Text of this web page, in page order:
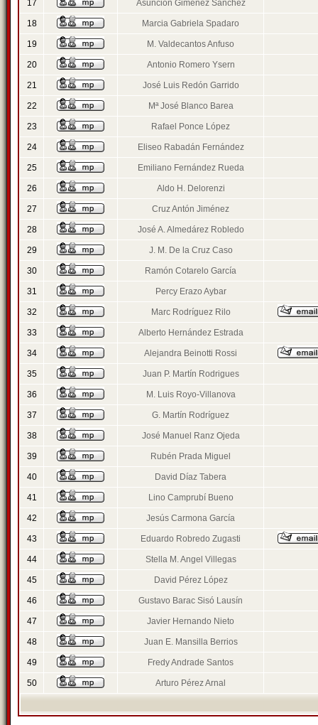
17 Asunción Giménez Sánchez
18 Marcia Gabriela Spadaro
19 M. Valdecantos Anfuso
20 Antonio Romero Ysern
21 José Luis Redón Garrido
22 Mª José Blanco Barea
23 Rafael Ponce López
24 Eliseo Rabadán Fernández
25 Emiliano Fernández Rueda
26 Aldo H. Delorenzi
27 Cruz Antón Jiménez
28 José A. Almedárez Robledo
29 J. M. De la Cruz Caso
30 Ramón Cotarelo García
31 Percy Erazo Aybar
32 Marc Rodríguez Rilo
33 Alberto Hernández Estrada
34 Alejandra Beinotti Rossi
35 Juan P. Martín Rodrigues
36 M. Luis Royo-Villanova
37 G. Martín Rodríguez
38 José Manuel Ranz Ojeda
39 Rubén Prada Miguel
40 David Díaz Tabera
41 Lino Camprubí Bueno
42 Jesús Carmona García
43 Eduardo Robredo Zugasti
44 Stella M. Angel Villegas
45 David Pérez López
46 Gustavo Barac Sisó Lausín
47 Javier Hernando Nieto
48 Juan E. Mansilla Berrios
49 Fredy Andrade Santos
50 Arturo Pérez Arnal